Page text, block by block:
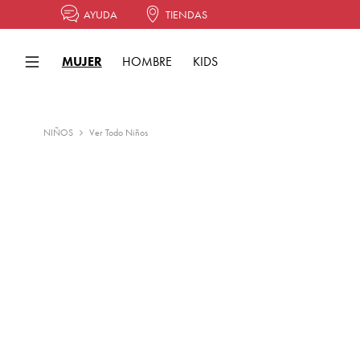
AYUDA TIENDAS
MUJER HOMBRE KIDS
NIÑOS Ver Todo Niños